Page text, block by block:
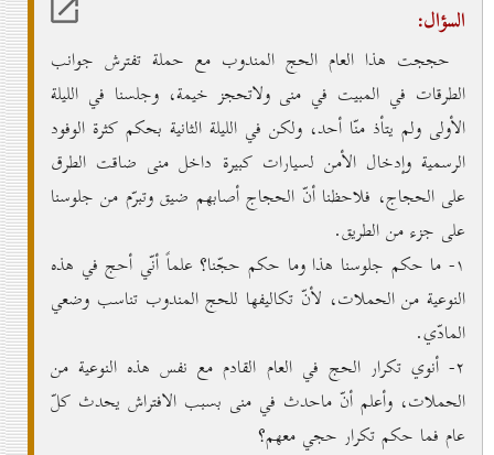
السؤال:
حججت هذا العام الحج المندوب مع حملة تفترش جوانب
الطرقات في المبيت في منى ولاتحجز خيمة، وجلسنا في الليلة
الأولى ولم يتأذ منّا أحد، ولكن في الليلة الثانية بحكم كثرة الوفود
الرسمية وإدخال الأمن لسيارات كبيرة داخل منى ضاقت الطرق
على الحجاج، فلاحظنا أنّ الحجاج أصابهم ضيق وتبرّم من جلوسنا
على جزء من الطريق.
۱- ما حكم جلوسنا هذا وما حكم حجّنا؟ علماً أنّي أحج في هذه
النوعية من الحملات، لأنّ تكاليفها للحج المندوب تناسب وضعي
المادّي.
۲- أنوي تكرار الحج في العام القادم مع نفس هذه النوعية من
الحملات، وأعلم أنّ ماحدث في منى بسبب الافتراش يحدث كلّ
عام فما حكم تكرار حجي معهم؟